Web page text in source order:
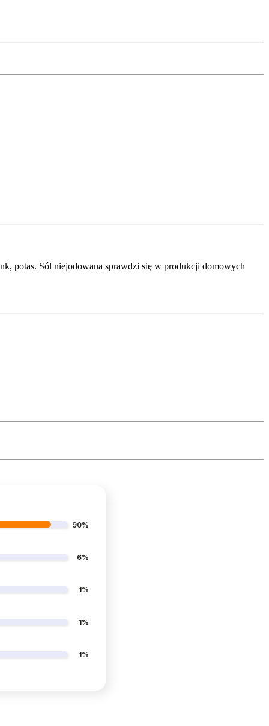
potas. Sól niejodowana sprawdzi się w produkcji domowych
90%
6%
1%
1%
1%